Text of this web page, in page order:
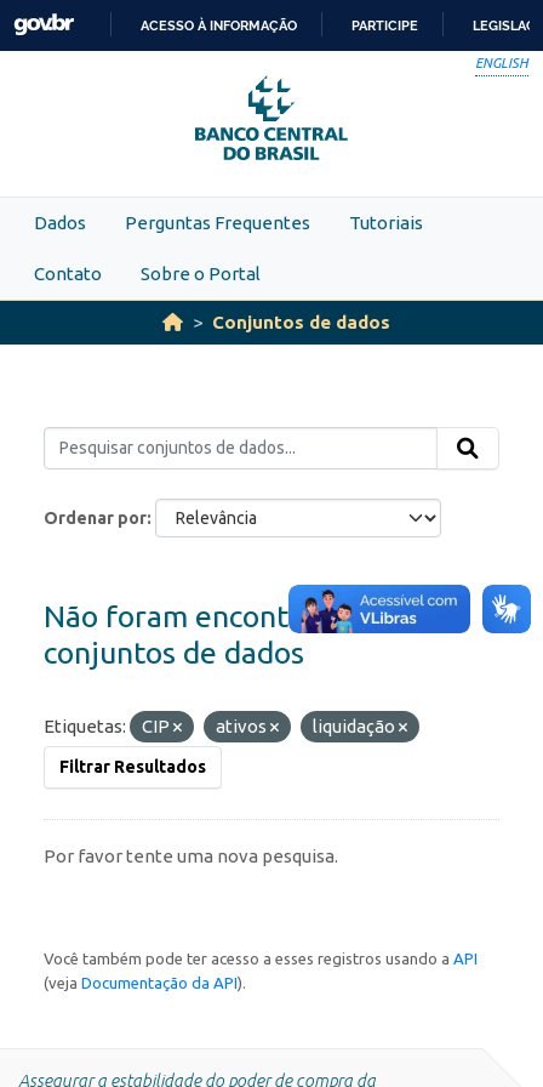
Skip to main content
PARA
O
CONTEÚDO
ACESSO À INFORMAÇÃO PARTICIPE
ENGLISH
Dados Perguntas Frequentes Tutoriais
Contato Sobre o Portal
Conjuntos de dados
Ordenar por
Não foram encontrados
conjuntos de dados
Etiquetas: CIP ativos liquidação
Filtrar Resultados
Por favor tente uma nova pesquisa.
Você também pode ter acesso a esses registros usando a API
(veja Documentação da API).
Assegurar a estabilidade do poder de compra da